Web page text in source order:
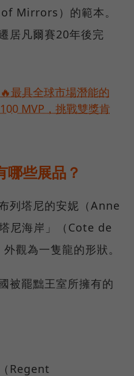
Mirrors）的範本。
居凡爾賽20年後完
最具全球市場潛能的
MVP，挑戰雙獎肯
哪些展品？
列塔尼的安妮（Anne
尼海岸」（Cote de
觀為一隻龍的形狀。
被罷黜王室所擁有的
Regent